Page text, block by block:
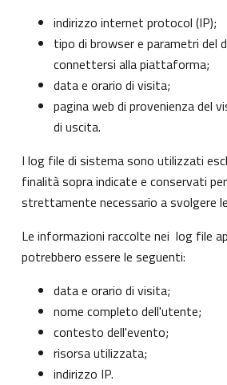
indirizzo internet protocol (IP);
tipo di browser e parametri del
connettersi alla piattaforma;
data e orario di visita;
pagina web di provenienza del
di uscita.
I log file di sistema sono utilizzati
finalità sopra indicate e conservati
strettamente necessario a svolgere
Le informazioni raccolte nei log file
potrebbero essere le seguenti:
data e orario di visita;
nome completo dell'utente;
contesto dell'evento;
risorsa utilizzata;
indirizzo IP.